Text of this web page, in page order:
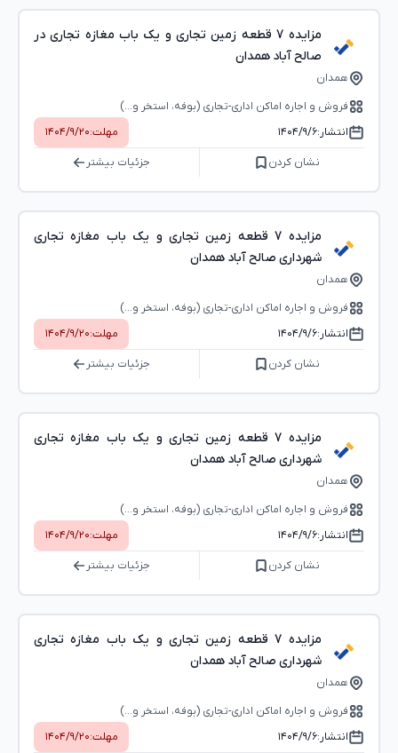
مزایده 7 قطعه زمین تجاری و یک باب مغازه تجاری در
صالح آباد همدان
همدان
فروش و اجاره اماکن اداری-تجاری (بوفه، استخر و...)
انتشار:۱۴۰۴/۹/۶ مهلت:۱۴۰۴/۹/۲۰
نشان کردن جزئیات بیشتر
مزایده 7 قطعه زمین تجاری و یک باب مغازه تجاری
شهرداری صالح آباد همدان
همدان
فروش و اجاره اماکن اداری-تجاری (بوفه، استخر و...)
انتشار:۱۴۰۴/۹/۶ مهلت:۱۴۰۴/۹/۲۰
نشان کردن جزئیات بیشتر
مزایده 7 قطعه زمین تجاری و یک باب مغازه تجاری
شهرداری صالح آباد همدان
همدان
فروش و اجاره اماکن اداری-تجاری (بوفه، استخر و...)
انتشار:۱۴۰۴/۹/۶ مهلت:۱۴۰۴/۹/۲۰
نشان کردن جزئیات بیشتر
مزایده 7 قطعه زمین تجاری و یک باب مغازه تجاری
شهرداری صالح آباد همدان
همدان
فروش و اجاره اماکن اداری-تجاری (بوفه، استخر و...)
انتشار:۱۴۰۴/۹/۶ مهلت:۱۴۰۴/۹/۲۰